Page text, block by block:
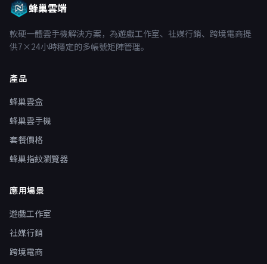
蜂巢雲端
軟硬一體雲手機解決方案，為遊戲工作室、社媒行銷、跨境電商提
供7×24小時穩定的多帳號矩陣管理。
產品
蜂巢雲盒
蜂巢雲手機
套餐價格
蜂巢指紋瀏覽器
應用場景
遊戲工作室
社媒行銷
跨境電商